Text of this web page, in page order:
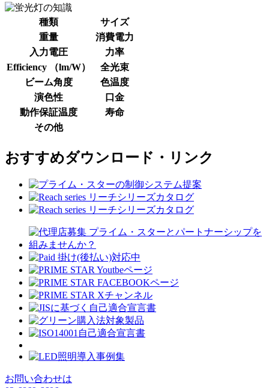
種類
サイズ
重量
消費電力
入力電圧
力率
Efficiency （lm/W）
全光束
ビーム角度
色温度
演色性
口金
動作保証温度
寿命
その他
おすすめダウンロード・リンク
お問い合わせは